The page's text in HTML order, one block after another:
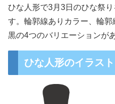
ひな人形で3月3日のひな祭
す。輪郭線ありカラー、輪
黒の4つのバリエーションが
ひな人形のイラスト